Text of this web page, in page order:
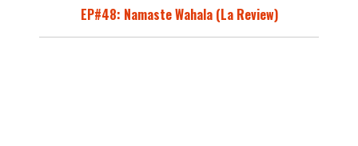
EP#48: Namaste Wahala (La Review)